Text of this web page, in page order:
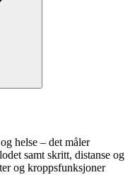
helse – det måler
samt skritt, distanse og
og kroppsfunksjoner